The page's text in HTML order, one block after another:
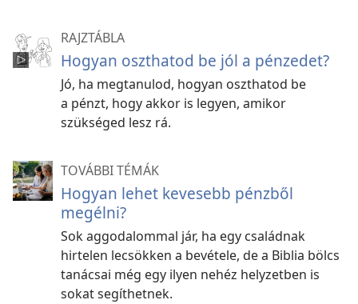
RAJZTÁBLA
Hogyan oszthatod be jól a pénzedet?
Jó, ha megtanulod, hogyan oszthatod be
a pénzt, hogy akkor is legyen, amikor
szükséged lesz rá.
TOVÁBBI TÉMÁK
Hogyan lehet kevesebb pénzből
megélni?
Sok aggodalommal jár, ha egy családnak
hirtelen lecsökken a bevétele, de a Biblia bölcs
tanácsai még egy ilyen nehéz helyzetben is
sokat segíthetnek.